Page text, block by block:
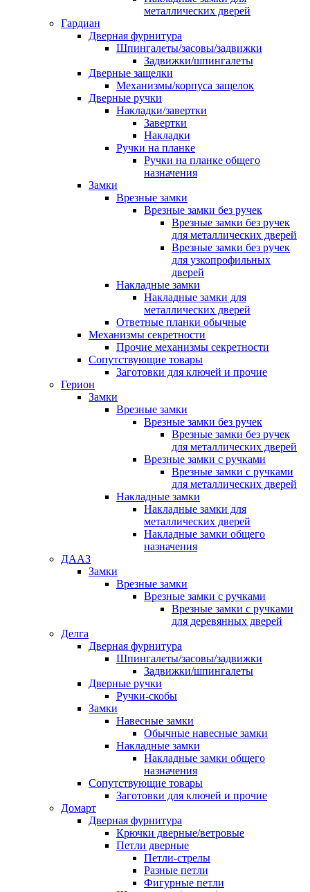
металлических дверей
Гардиан
Дверная фурнитура
Шпингалеты/засовы/задвижки
Задвижки/шпингалеты
Дверные защелки
Механизмы/корпуса защелок
Дверные ручки
Накладки/завертки
Завертки
Накладки
Ручки на планке
Ручки на планке общего
назначения
Замки
Врезные замки
Врезные замки без ручек
Врезные замки без ручек
для металлических дверей
Врезные замки без ручек
для узкопрофильных
дверей
Накладные замки
Накладные замки для
металлических дверей
Ответные планки обычные
Механизмы секретности
Прочие механизмы секретности
Сопутствующие товары
Заготовки для ключей и прочие
Герион
Замки
Врезные замки
Врезные замки без ручек
Врезные замки без ручек
для металлических дверей
Врезные замки с ручками
Врезные замки с ручками
для металлических дверей
Накладные замки
Накладные замки для
металлических дверей
Накладные замки общего
назначения
ДААЗ
Замки
Врезные замки
Врезные замки с ручками
Врезные замки с ручками
для деревянных дверей
Делга
Дверная фурнитура
Шпингалеты/засовы/задвижки
Задвижки/шпингалеты
Дверные ручки
Ручки-скобы
Замки
Навесные замки
Обычные навесные замки
Накладные замки
Накладные замки общего
назначения
Сопутствующие товары
Заготовки для ключей и прочие
Домарт
Дверная фурнитура
Крючки дверные/ветровые
Петли дверные
Петли-стрелы
Разные петли
Фигурные петли